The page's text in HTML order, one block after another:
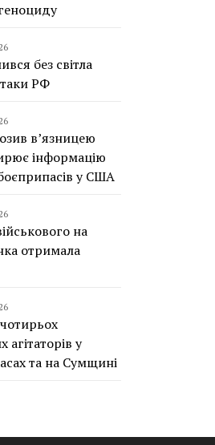
без світла
РФ
в’язницею
інформацію
у США
на
отримала
агітаторів у
та на Сумщині